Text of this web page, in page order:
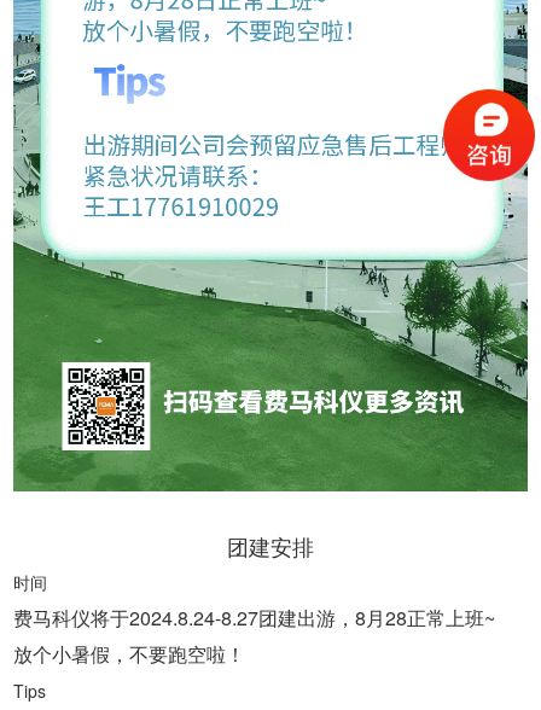
团建安排
时间
费马科仪将于2024.8.24-8.27团建出游，8月28正常上班~
放个小暑假，不要跑空啦！
Tips